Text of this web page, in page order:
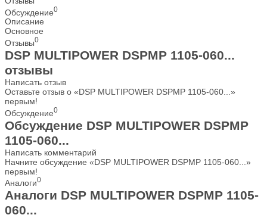
Обсуждение0
Описание
Основное
Отзывы0
DSP MULTIPOWER DSPMP 1105-060...
отзывы
Написать отзыв
Оставьте отзыв о «DSP MULTIPOWER DSPMP 1105-060...»
первым!
Обсуждение0
Обсуждение DSP MULTIPOWER DSPMP
1105-060...
Написать комментарий
Начните обсуждение «DSP MULTIPOWER DSPMP 1105-060...»
первым!
Аналоги0
Аналоги DSP MULTIPOWER DSPMP 1105-
060...